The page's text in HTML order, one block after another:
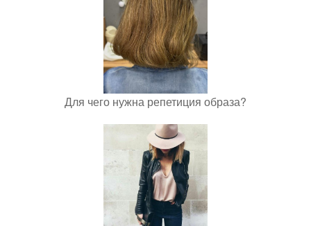
Для чего нужна репетиция образа?